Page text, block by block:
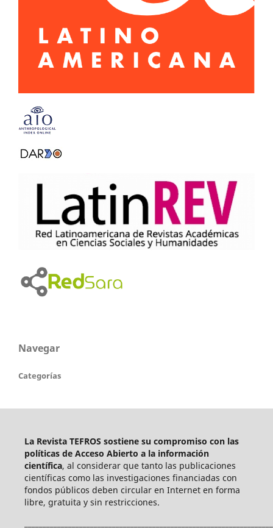
Navegar
Categorías
La Revista TEFROS sostiene su compromiso con las
políticas de Acceso Abierto a la información
científica, al considerar que tanto las publicaciones
científicas como las investigaciones financiadas con
fondos públicos deben circular en Internet en forma
libre, gratuita y sin restricciones.